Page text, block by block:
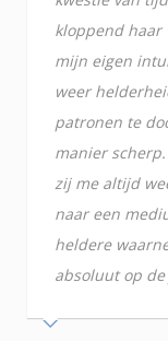
kloppend haar
mijn eigen
weer
patronen te
manier
zij me altijd
naar een
heldere
absoluut op